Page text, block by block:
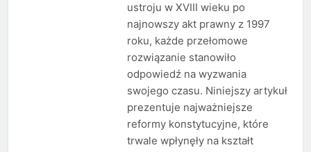
ustroju w XVIII wieku po
najnowszy akt prawny z 1997
roku, każde przełomowe
rozwiązanie stanowiło
odpowiedź na wyzwania
swojego czasu. Niniejszy artykuł
prezentuje najważniejsze
reformy konstytucyjne, które
trwale wpłynęły na kształt